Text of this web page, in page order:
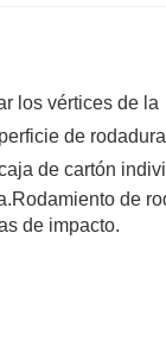
los vértices de la
de
de cartón
Rodamiento de
de impacto.